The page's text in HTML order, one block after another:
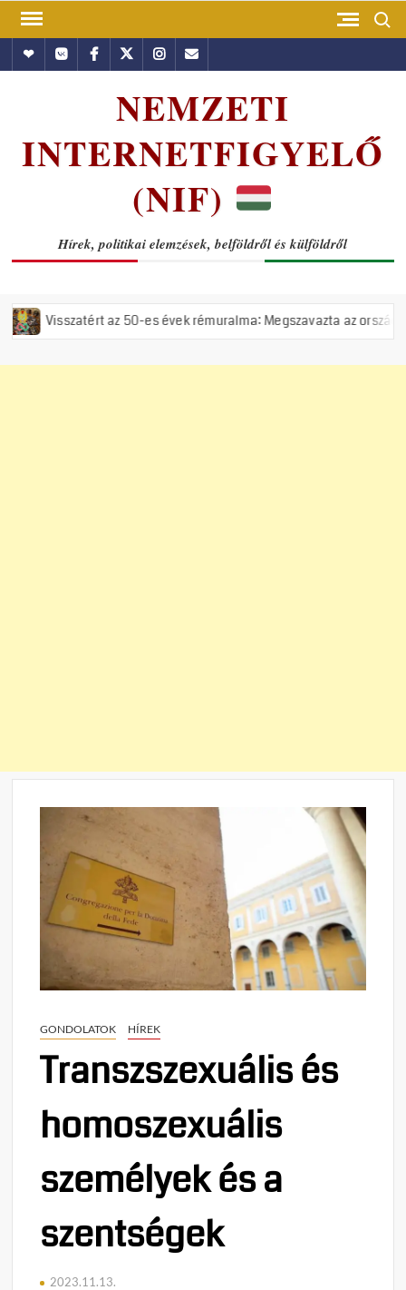
Skip
contentHundubVkontakte
Facebook
TwitterInstagram
Email
NEMZETI
INTERNETFIGYELŐ
(NIF)
Hírek, politikai elemzések, belföldről és külföldről
az 50-es évek rémuralma: Megszavazta az országgyűlés a tiszás
GONDOLATOK HÍREK
Transzszexuális és
homoszexuális
személyek és a
szentségek
2023.11.13.